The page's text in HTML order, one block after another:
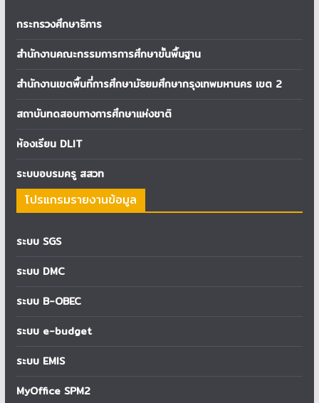
กระทรวงศึกษาธิการ
สำนักงานคณะกรรมการการศึกษาขั้นพื้นฐาน
สำนักงานเขตพื้นที่การศึกษามัธยมศึกษากรุงเทพมหานคร เขต 2
สถาบันทดสอบทางการศึกษาแห่งชาติ
ห้องเรียน DLIT
ระบบอบรมครู สสวท
โปรแกรมรายงานข้อมูล
ระบบ SGS
ระบบ DMC
ระบบ B-OBEC
ระบบ e-budget
ระบบ EMIS
MyOffice SPM2